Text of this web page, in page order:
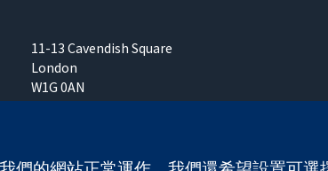
11-13 Cavendish Square
London
W1G 0AN
United Kingdom